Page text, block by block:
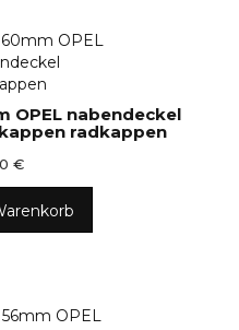
OPEL nabendeckel
radkappen
€